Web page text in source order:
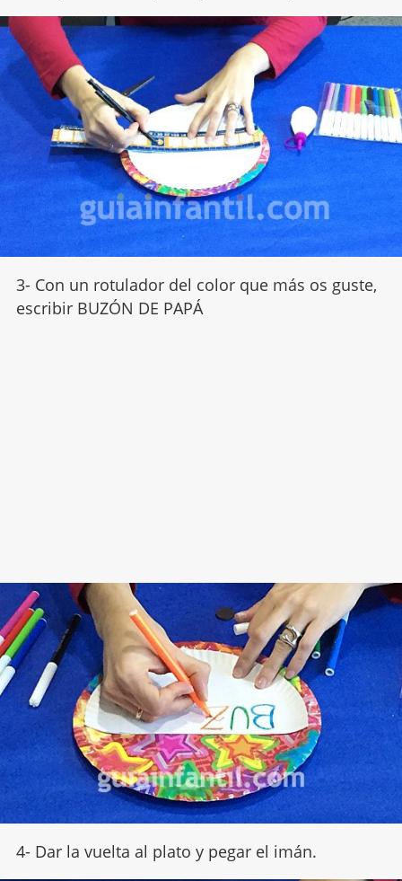
3- Con un rotulador del color que más os guste,
escribir BUZÓN DE PAPÁ
4- Dar la vuelta al plato y pegar el imán.